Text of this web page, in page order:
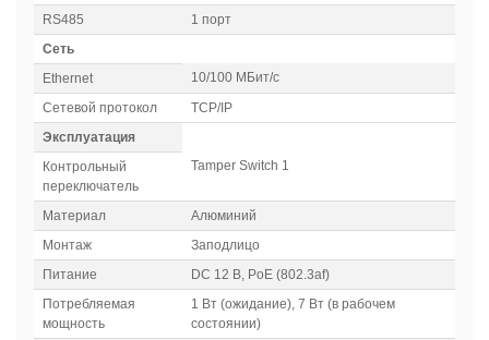
RS485
1 порт
Сеть
Ethernet
10/100 МБит/c
Сетевой протокол
ТСР/IP
Эксплуатация
Контрольный
переключатель
Tamper Switch 1
Материал
Алюминий
Монтаж
Заподлицо
Питание
DC 12 В, PoE (802.3af)
Потребляемая
мощность
1 Вт (ожидание), 7 Вт (в рабочем
состоянии)